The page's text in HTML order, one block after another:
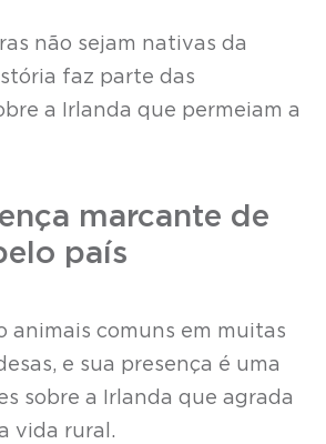
não sejam nativas da
faz parte das
a Irlanda que permeiam a
marcante de
país
animais comuns em muitas
e sua presença é uma
sobre a Irlanda que agrada
vida rural.